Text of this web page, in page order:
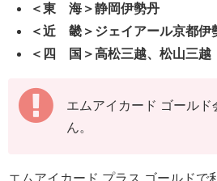
＜東 海＞静岡伊勢丹
＜近 畿＞ジェイアール京都伊
＜四 国＞高松三越、松山三越
エムアイカード ゴール
ん。
エムアイカード プラス ゴールドで